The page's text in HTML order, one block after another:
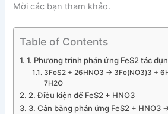
Mời các bạn tham khảo.
Table of Contents
1. Phương trình phản ứng FeS2 tác
3FeS2 + 26HNO3 → 3Fe(NO3)3 +
7H2O
2. Điều kiện để FeS2 + HNO3
3. Cân bằng phản ứng FeS2 + HNO3